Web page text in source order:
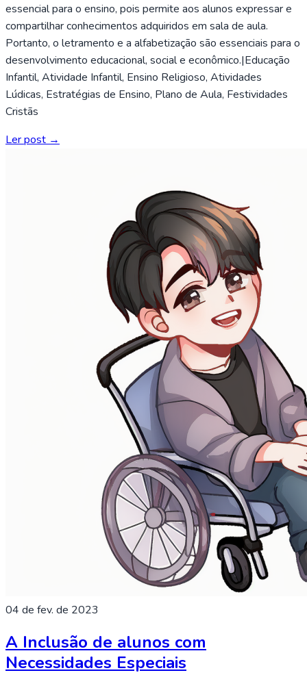
essencial para o ensino, pois permite aos alunos expressar e
compartilhar conhecimentos adquiridos em sala de aula.
Portanto, o letramento e a alfabetização são essenciais para o
desenvolvimento educacional, social e econômico.|Educação
Infantil, Atividade Infantil, Ensino Religioso, Atividades
Lúdicas, Estratégias de Ensino, Plano de Aula, Festividades
Cristãs
Ler post →
04 de fev. de 2023
A Inclusão de alunos com
Necessidades Especiais